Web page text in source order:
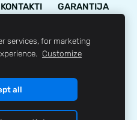
KONTAKTI
GARANTIJA
SĪKDATNES
services, for marketing
Customize
all